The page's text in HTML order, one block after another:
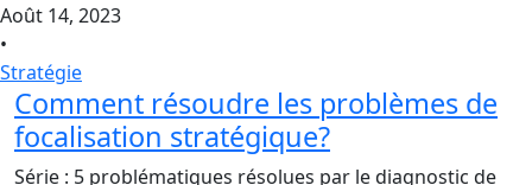
Août 14, 2023
•
Stratégie
Comment résoudre les problèmes de
focalisation stratégique?
Série : 5 problématiques résolues par le diagnostic de